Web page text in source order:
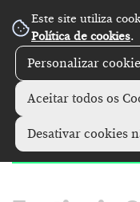
Este site utiliza
Política de cookies.
Personalizar
Aceitar todos os
Desativar cookies
Artes performativas
"Álbum